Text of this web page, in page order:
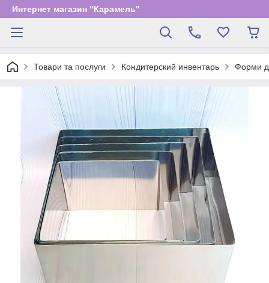
Интернет магазин "Карамель"
Товари та послуги Кондитерский инвентарь Форми